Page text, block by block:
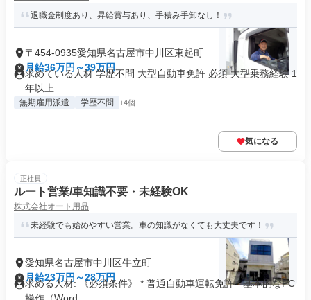
退職金制度あり、昇給賞与あり、手積み手卸なし！
〒454-0935愛知県名古屋市中川区東起町
月給36万円～39万円
求めている人材 学歴不問 大型自動車免許 必須 大型乗務経験 1
年以上
無期雇用派遣 学歴不問 +4個
気になる
正社員
ルート営業/車知識不要・未経験OK
株式会社オート用品
未経験でも始めやすい営業。車の知識がなくても大丈夫です！
愛知県名古屋市中川区牛立町
月給23万円～28万円
求める人材: 《必須条件》 * 普通自動車運転免許 * 基本的なPC